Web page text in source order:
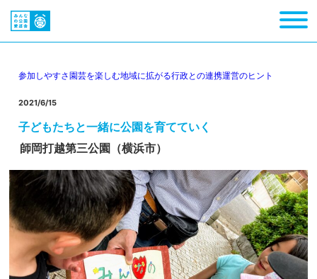
参加しやすさ園芸を楽しむ地域に拡がる行政との連携運営のヒント
2021/6/15
子どもたちと一緒に公園を育てていく
師岡打越第三公園（横浜市）